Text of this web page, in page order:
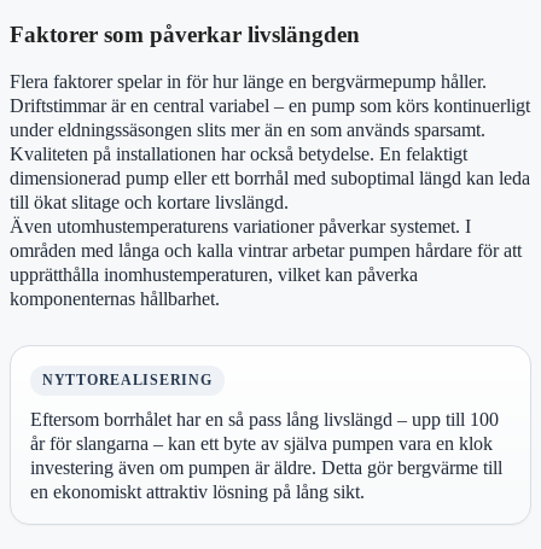
Faktorer som påverkar livslängden
Flera faktorer spelar in för hur länge en bergvärmepump håller.
Driftstimmar är en central variabel – en pump som körs kontinuerligt
under eldningssäsongen slits mer än en som används sparsamt.
Kvaliteten på installationen har också betydelse. En felaktigt
dimensionerad pump eller ett borrhål med suboptimal längd kan leda
till ökat slitage och kortare livslängd.
Även utomhustemperaturens variationer påverkar systemet. I
områden med långa och kalla vintrar arbetar pumpen hårdare för att
upprätthålla inomhustemperaturen, vilket kan påverka
komponenternas hållbarhet.
NYTTOREALISERING
Eftersom borrhålet har en så pass lång livslängd – upp till 100
år för slangarna – kan ett byte av själva pumpen vara en klok
investering även om pumpen är äldre. Detta gör bergvärme till
en ekonomiskt attraktiv lösning på lång sikt.